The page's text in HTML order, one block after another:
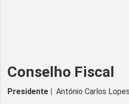
Conselho Fiscal
Presidente | António Carlos